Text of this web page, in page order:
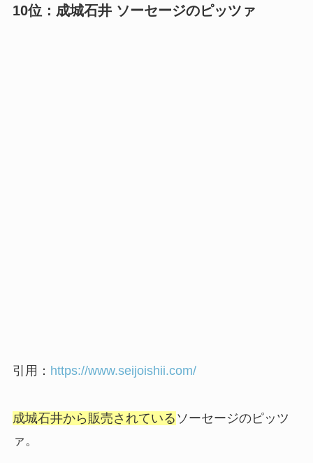
10位：成城石井 ソーセージのピッツァ
引用： https://www.seijoishii.com/
成城石井から販売されている ソーセージのピッツ
ァ。